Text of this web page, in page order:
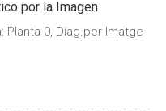
por la Imagen
Planta 0, Diag.per Imatge